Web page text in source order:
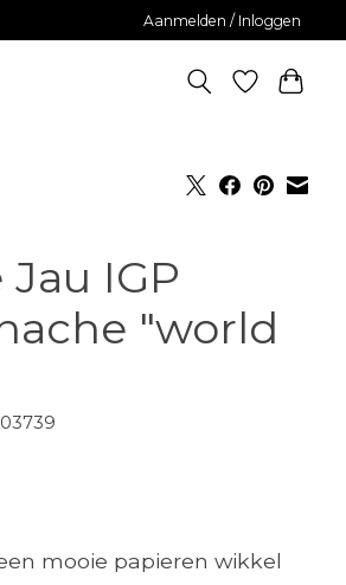
Aanmelden / Inloggen
IGP
"world
mooie papieren wikkel